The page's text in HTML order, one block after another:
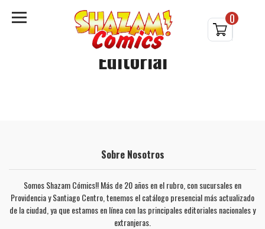
0
Editorial
Sobre Nosotros
Somos Shazam Cómics!! Más de 20 años en el rubro, con sucursales en
Providencia y Santiago Centro, tenemos el catálogo presencial más actualizado
de la ciudad, ya que estamos en línea con las principales editoriales nacionales y
extranjeras.